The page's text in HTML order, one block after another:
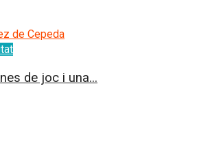
de joc i una...